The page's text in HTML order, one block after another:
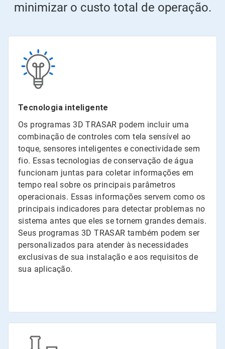
minimizar o custo total de operação.
Tecnologia inteligente
Os programas 3D TRASAR podem incluir uma
combinação de controles com tela sensível ao
toque, sensores inteligentes e conectividade sem
fio. Essas tecnologias de conservação de água
funcionam juntas para coletar informações em
tempo real sobre os principais parâmetros
operacionais. Essas informações servem como os
principais indicadores para detectar problemas no
sistema antes que eles se tornem grandes demais.
Seus programas 3D TRASAR também podem ser
personalizados para atender às necessidades
exclusivas de sua instalação e aos requisitos de
sua aplicação.